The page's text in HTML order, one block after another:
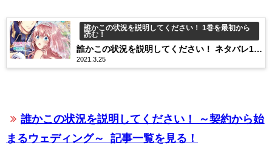
誰かこの状況を説明してください！ 1巻を最初から
読む！
誰かこの状況を説明してください！ ネタバレ1巻
1話 こんな結婚アリですか？！
2021.3.25
誰かこの状況を説明してください！ ～契約から始
まるウェディング～
記事一覧を見る！